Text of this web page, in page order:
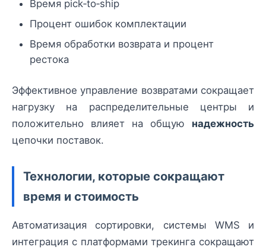
Время pick‑to‑ship
Процент ошибок комплектации
Время обработки возврата и процент
рестока
Эффективное управление возвратами сокращает
нагрузку на распределительные центры и
положительно влияет на общую надежность
цепочки поставок.
Технологии, которые сокращают
время и стоимость
Автоматизация сортировки, системы WMS и
интеграция с платформами трекинга сокращают